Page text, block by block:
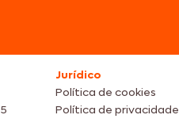
Jurídico
Política de cookies
Política de privacidade